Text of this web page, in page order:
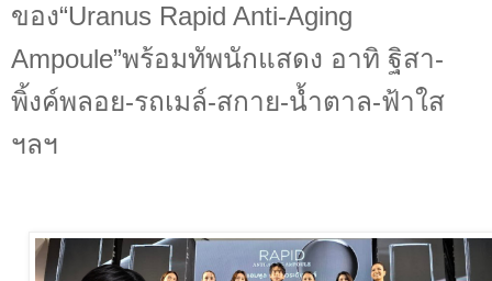
ของ“Uranus Rapid Anti-Aging
Ampoule”พร้อมทัพนักแสดง อาทิ ฐิสา-
พิ้งค์พลอย-รถเมล์-สกาย-น้ำตาล-ฟ้าใส
ฯลฯ